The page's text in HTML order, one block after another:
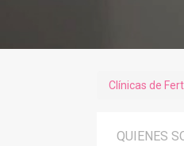
Clínicas de
QUIENES